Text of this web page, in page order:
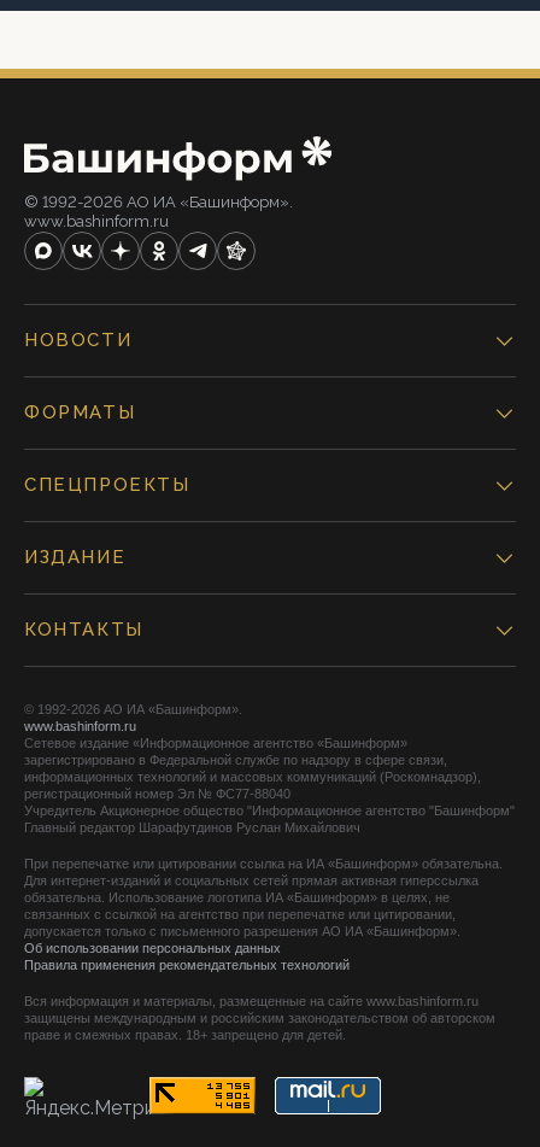
© 1992-2026 АО ИА «Башинформ».
www.bashinform.ru
НОВОСТИ
ФОРМАТЫ
СПЕЦПРОЕКТЫ
ИЗДАНИЕ
КОНТАКТЫ
© 1992-2026 АО ИА «Башинформ».
www.bashinform.ru
Сетевое издание «Информационное агентство «Башинформ»
зарегистрировано в Федеральной службе по надзору в сфере связи,
информационных технологий и массовых коммуникаций (Роскомнадзор),
регистрационный номер Эл № ФС77-88040
Учредитель Акционерное общество "Информационное агентство "Башинформ"
Главный редактор Шарафутдинов Руслан Михайлович
При перепечатке или цитировании ссылка на ИА «Башинформ» обязательна.
Для интернет-изданий и социальных сетей прямая активная гиперссылка
обязательна. Использование логотипа ИА «Башинформ» в целях, не
связанных с ссылкой на агентство при перепечатке или цитировании,
допускается только с письменного разрешения АО ИА «Башинформ».
Об использовании персональных данных
Правила применения рекомендательных технологий
Вся информация и материалы, размещенные на сайте www.bashinform.ru
защищены международным и российским законодательством об авторском
праве и смежных правах. 18+ запрещено для детей.